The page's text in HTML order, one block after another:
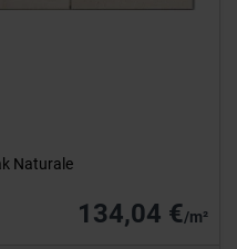
Naturale
134,04 €/m²